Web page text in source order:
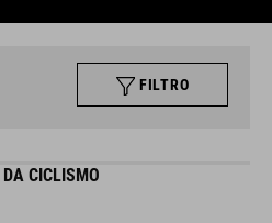
FILTRO
CICLISMO